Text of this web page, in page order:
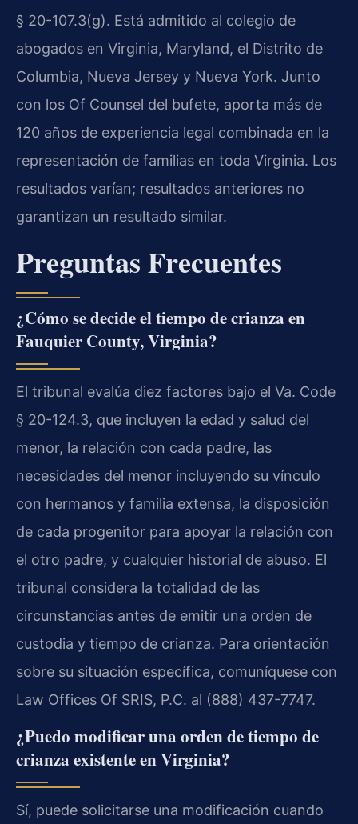
§ 20-107.3(g). Está admitido al colegio de
abogados en Virginia, Maryland, el Distrito de
Columbia, Nueva Jersey y Nueva York. Junto
con los Of Counsel del bufete, aporta más de
120 años de experiencia legal combinada en la
representación de familias en toda Virginia. Los
resultados varían; resultados anteriores no
garantizan un resultado similar.
Preguntas Frecuentes
¿Cómo se decide el tiempo de crianza en
Fauquier County, Virginia?
El tribunal evalúa diez factores bajo el Va. Code
§ 20-124.3, que incluyen la edad y salud del
menor, la relación con cada padre, las
necesidades del menor incluyendo su vínculo
con hermanos y familia extensa, la disposición
de cada progenitor para apoyar la relación con
el otro padre, y cualquier historial de abuso. El
tribunal considera la totalidad de las
circunstancias antes de emitir una orden de
custodia y tiempo de crianza. Para orientación
sobre su situación específica, comuníquese con
Law Offices Of SRIS, P.C. al (888) 437-7747.
¿Puedo modificar una orden de tiempo de
crianza existente en Virginia?
Sí, puede solicitarse una modificación cuando